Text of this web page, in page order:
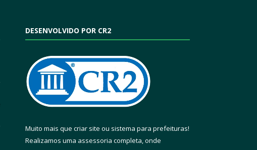
DESENVOLVIDO POR CR2
Muito mais que criar site ou sistema para prefeituras!
Realizamos uma assessoria completa, onde